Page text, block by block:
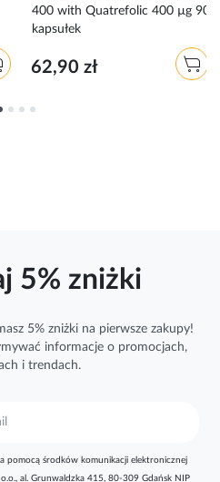
400 with Quatrefolic 400 µg 90
kapsułek
62,90 zł
5% zniżki
5% zniżki na pierwsze zakupy!
informacjeo promocjach,
i trendach.
pomocą środków komunikacji elektronicznej
al. Grunwaldzka 415, 80-309 Gdańsk NIP